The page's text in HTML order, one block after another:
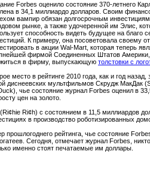
Forbes оценило состояние 370-летнего
в 34,1 миллиардо долларов. Своим
вампир обязан долгосрочным
рынке, а также удочеренной им Элис,
способность видеть будущее на благо
К примеру, она посоветовала своему
в акции Wal-Mart, которая теперь
фирмой Соединенных Штатов
в фирму, выпускающую толстовки с
место в рейтинге 2010 года, как и год назад,
диснеевских мультфильмов Скрудж МакДак
чье состояние журнал Forbes оценил в
цен на золото.
Ri¢h) с состоянием в 11,5 миллиардов
в производство роботизированных
рейтинга, чье состояние
Сегодня, отмечает журнал Forbes,
именно стоят печатаемые им доллары.